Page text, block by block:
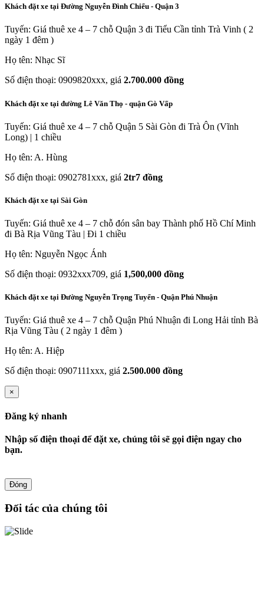
Khách đặt xe tại Đường Nguyễn Đình Chiểu - Quận 3
Tuyến: Giá thuê xe 4 – 7 chỗ Quận 3 đi Tiểu Cần tỉnh Trà Vinh ( 2
ngày 1 đêm )
Họ tên: Nhạc Sĩ
Số điện thoại: 0909820xxx, giá 2.700.000 đồng
Khách đặt xe tại đường Lê Văn Thọ - quận Gò Vấp
Tuyến: Giá thuê xe 4 – 7 chỗ Quận 5 Sài Gòn đi Trà Ôn (Vĩnh
Long) | 1 chiều
Họ tên: A. Hùng
Số điện thoại: 0902781xxx, giá 2tr7 đồng
Khách đặt xe tại Sài Gòn
Tuyến: Giá thuê xe 4 – 7 chỗ đón sân bay Thành phố Hồ Chí Minh
đi Bà Rịa Vũng Tàu | Đi 1 chiều
Họ tên: Nguyễn Ngọc Ánh
Số điện thoại: 0932xxx709, giá 1,500,000 đồng
Khách đặt xe tại Đường Nguyễn Trọng Tuyển - Quận Phú Nhuận
Tuyến: Giá thuê xe 4 – 7 chỗ Quận Phú Nhuận đi Long Hải tỉnh Bà
Rịa Vũng Tàu ( 2 ngày 1 đêm )
Họ tên: A. Hiệp
Số điện thoại: 0907111xxx, giá 2.500.000 đồng
×
Đăng ký nhanh
Nhập số điện thoại để đặt xe, chúng tôi sẽ gọi điện ngay cho
bạn.
Đóng
Đối tác của chúng tôi